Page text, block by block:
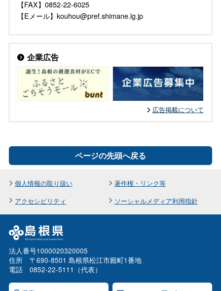
【FAX】0852-22-6025
【Eメール】kouhou@pref.shimane.lg.jp
企業広告
広告掲載について
ページの先頭へ戻る
個人情報の取り扱い
著作権・リンク等
アクセシビリティ
ソーシャルメディア利用指針
法人番号1000020320005
住所 〒690-8501 島根県松江市殿町1番地
電話 0852-22-5111（代表）